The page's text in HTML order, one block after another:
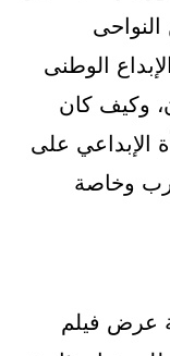
النواحى
الوطنى
وكيف كان
الإبداعي على
وخاصة
عرض فيلم